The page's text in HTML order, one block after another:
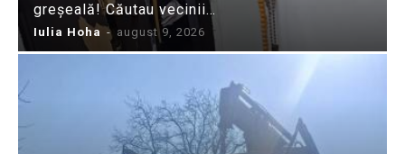
greșeală! Căutau vecinii…
Iulia Hoha - august 9, 2026